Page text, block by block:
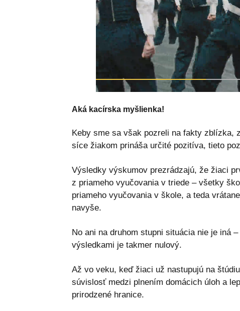
Aká kacírska myšlienka!
Keby sme sa však pozreli na fakty zblízka,
síce žiakom prináša určité pozitíva, tieto
Výsledky výskumov prezrádzajú, že žiaci
z priameho vyučovania v triede – všetky
priameho vyučovania v škole, a teda
navyše.
No ani na druhom stupni situácia nie je iná
výsledkami je takmer nulový.
Až vo veku, keď žiaci už nastupujú na
súvislosť medzi plnením domácich úloh a
prirodzené hranice.